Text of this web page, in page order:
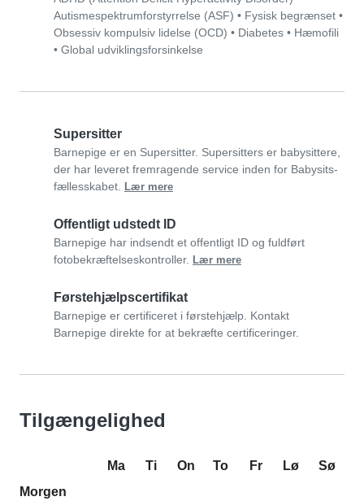
Autismespektrumforstyrrelse (ASF) • Fysisk begrænset •
Obsessiv kompulsiv lidelse (OCD) • Diabetes • Hæmofili
• Global udviklingsforsinkelse
Supersitter
Barnepige er en Supersitter. Supersitters er babysittere,
der har leveret fremragende service inden for Babysits-
fællesskabet. Lær mere
Offentligt udstedt ID
Barnepige har indsendt et offentligt ID og fuldført
fotobekræftelseskontroller. Lær mere
Førstehjælpscertifikat
Barnepige er certificeret i førstehjælp. Kontakt
Barnepige direkte for at bekræfte certificeringer.
Tilgængelighed
Ma Ti On To Fr Lø
Sø
Morgen